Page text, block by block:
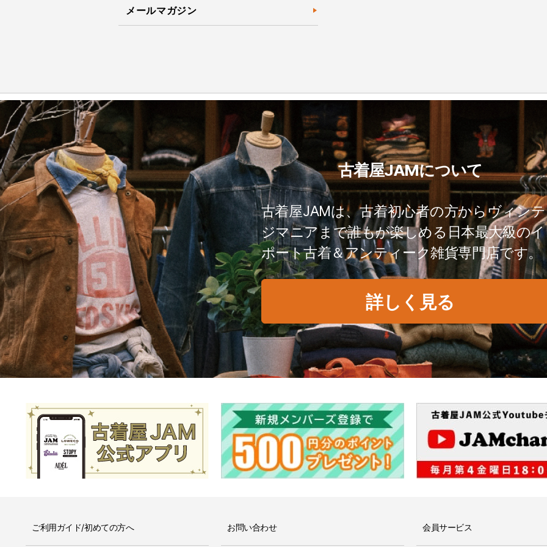
メールマガジン
古着屋JAMについて
古着屋JAMは、古着初心者の方からヴィン
ジマニアまで誰もが楽しめる日本最大級の
ポート古着＆アンティーク雑貨専門店です。
詳しく見る
ご利用ガイド/初めての方へ お問い合わせ 会員サービス